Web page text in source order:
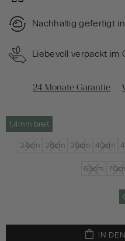
Nachhaltig gefertigt
Liebevoll verpackt im
24 Monate Garantie
1,4mm breit
34cm 36cm 38cm 40cm
65cm
IN